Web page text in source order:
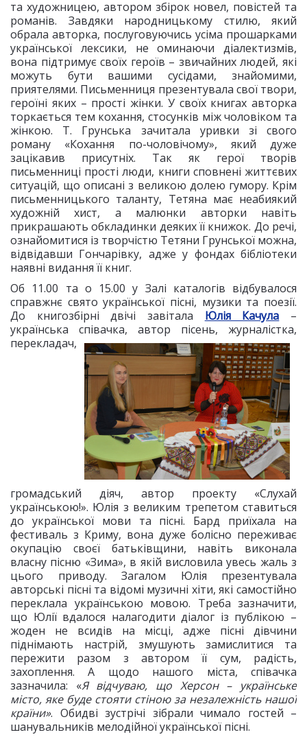
та художницею, автором збірок новел, повістей та
романів. Завдяки народницькому стилю, який
обрала авторка, послуговуючись усіма прошарками
української лексики, не оминаючи діалектизмів,
вона підтримує своїх героїв – звичайних людей, які
можуть бути вашими сусідами, знайомими,
приятелями. Письменниця презентувала свої твори,
героїні яких – прості жінки. У своїх книгах авторка
торкається тем кохання, стосунків між чоловіком та
жінкою. Т. Грунська зачитала уривки зі свого
роману «Кохання по-чоловічому», який дуже
зацікавив присутніх. Так як герої творів
письменниці прості люди, книги сповнені життєвих
ситуацій, що описані з великою долею гумору. Крім
письменницького таланту, Тетяна має неабиякий
художній хист, а малюнки авторки навіть
прикрашають обкладинки деяких її книжок. До речі,
ознайомитися із творчістю Тетяни Грунської можна,
відвідавши Гончарівку, адже у фондах бібліотеки
наявні видання її книг.
Об 11.00 та о 15.00 у Залі каталогів відбувалося
справжнє свято української пісні, музики та поезії.
До книгозбірні двічі завітала Юлія Качула –
українська співачка, автор пісень, журналістка,
перекладач,
громадський діяч, автор проекту «Слухай
українською!». Юлія з великим трепетом ставиться
до української мови та пісні. Бард приїхала на
фестиваль з Криму, вона дуже болісно переживає
окупацію своєї батьківщини, навіть виконала
власну пісню «Зима», в якій висловила увесь жаль з
цього приводу. Загалом Юлія презентувала
авторські пісні та відомі музичні хіти, які самостійно
переклала українською мовою. Треба зазначити,
що Юлії вдалося налагодити діалог із публікою –
жоден не всидів на місці, адже пісні дівчини
піднімають настрій, змушують замислитися та
пережити разом з автором її сум, радість,
захоплення. А щодо нашого міста, співачка
зазначила: «Я відчуваю, що Херсон – українське
місто, яке буде стояти стіною за незалежність нашої
країни». Обидві зустрічі зібрали чимало гостей –
шанувальників мелодійної української пісні.